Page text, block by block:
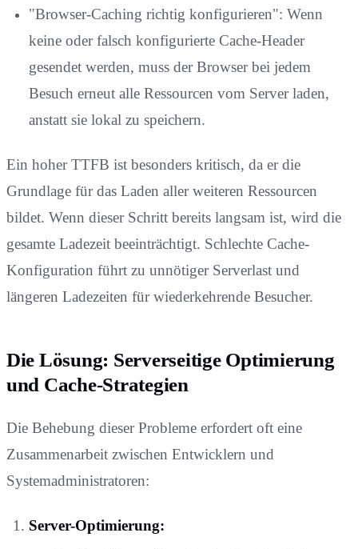
"Browser-Caching richtig konfigurieren": Wenn
keine oder falsch konfigurierte Cache-Header
gesendet werden, muss der Browser bei jedem
Besuch erneut alle Ressourcen vom Server laden,
anstatt sie lokal zu speichern.
Ein hoher TTFB ist besonders kritisch, da er die
Grundlage für das Laden aller weiteren Ressourcen
bildet. Wenn dieser Schritt bereits langsam ist, wird die
gesamte Ladezeit beeinträchtigt. Schlechte Cache-
Konfiguration führt zu unnötiger Serverlast und
längeren Ladezeiten für wiederkehrende Besucher.
Die Lösung: Serverseitige Optimierung
und Cache-Strategien
Die Behebung dieser Probleme erfordert oft eine
Zusammenarbeit zwischen Entwicklern und
Systemadministratoren:
Server-Optimierung: